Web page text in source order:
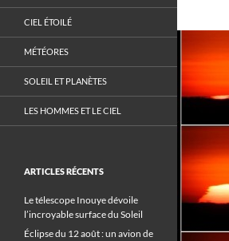
CIEL ÉTOILÉ
MÉTÉORES
SOLEIL ET PLANÈTES
LES HOMMES ET LE CIEL
ARTICLES RÉCENTS
Le télescope Inouye dévoile
l’incroyable surface du Soleil
Éclipse du 12 août : un avion de